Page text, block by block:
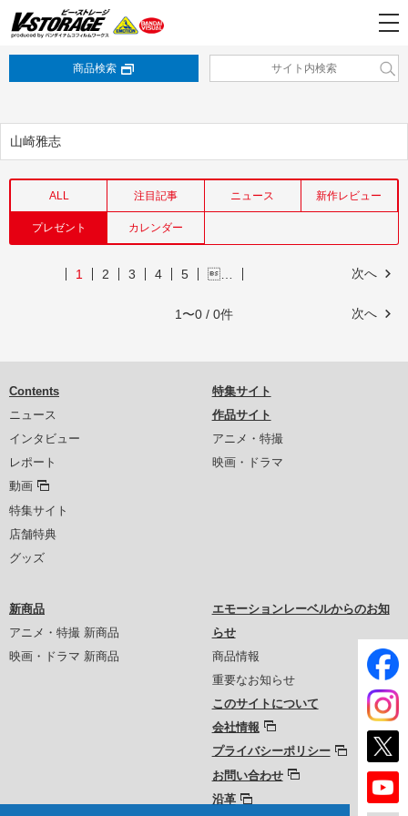
商品検索
山崎雅志
ALL 注目記事 ニュース 新作レビュー
プレゼント カレンダー
次へ
1 2 3 4 5 …
次へ
1〜0 / 0件
Contents
ニュース
インタビュー
レポート
動画
特集サイト
店舗特典
グッズ
特集サイト
作品サイト
アニメ・特撮
映画・ドラマ
新商品
アニメ・特撮 新商品
映画・ドラマ 新商品
エモーションレーベルからのお知
らせ
商品情報
重要なお知らせ
このサイトについて
会社情報
プライバシーポリシー
お問い合わせ
沿革